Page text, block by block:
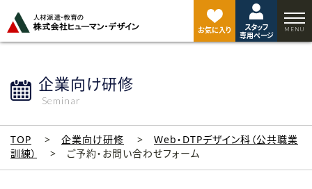
お気に入り
スタッフ
専用ページ
企業向け研修
Seminar
TOP 企業向け研修
Web・DTPデザイン科（公共職業
訓練）
ご予約・お問い合わせフォーム
ジ
ト